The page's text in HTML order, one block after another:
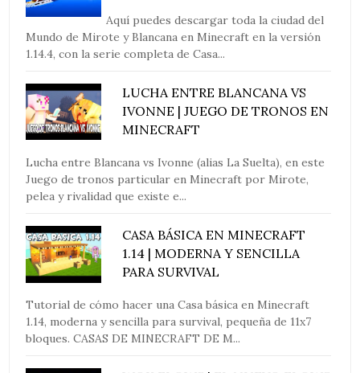
Aquí puedes descargar toda la ciudad del
Mundo de Mirote y Blancana en Minecraft en la versión
1.14.4, con la serie completa de Casa...
LUCHA ENTRE BLANCANA VS
IVONNE | JUEGO DE TRONOS EN
MINECRAFT
Lucha entre Blancana vs Ivonne (alias La Suelta), en este
Juego de tronos particular en Minecraft por Mirote,
pelea y rivalidad que existe e...
CASA BÁSICA EN MINECRAFT
1.14 | MODERNA Y SENCILLA
PARA SURVIVAL
Tutorial de cómo hacer una Casa básica en Minecraft
1.14, moderna y sencilla para survival, pequeña de 11x7
bloques. CASAS DE MINECRAFT DE M...